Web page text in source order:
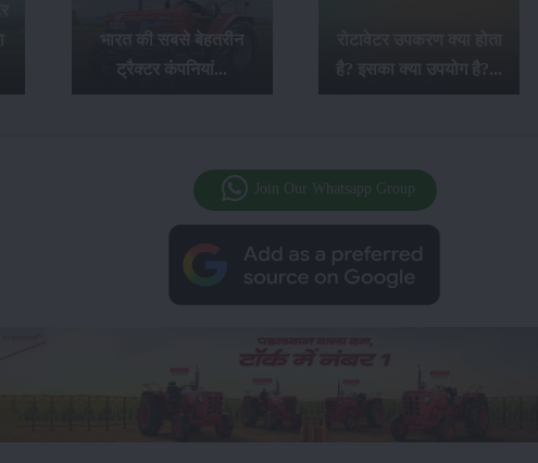
रोटावेटर उपकरण क्या होता
है? इसका क्या उपयोग है?...
Join Our Whatsapp Group